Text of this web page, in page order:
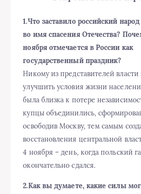
1.Что заставило российский
во имя спасения Отечества?
ноября отмечается в России как
государственный праздник?
Никому из представителей власти
улучшить условия жизни
была близка к потере
купцы объединились,
освободив Москву, тем самым
восстановления центральной
4 ноября – день, когда польский
окончательно сдался.
2.Как вы думаете, какие силы